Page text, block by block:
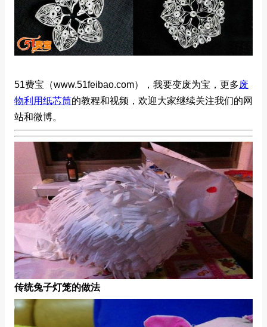
51费宝（www.51feibao.com），我要变废为宝，更多废
物利用纸芯筒的教程和视频，欢迎大家继续关注我们的网
站和微博。
传统兔子灯笼的做法